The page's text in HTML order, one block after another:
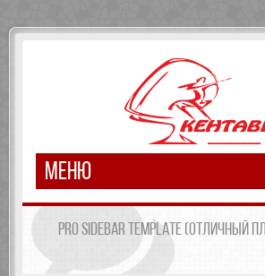
МЕНЮ
PRO SIDEBAR TEMPLATE (ОТЛИЧНЫЙ